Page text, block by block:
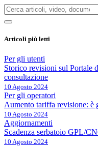
Articoli più letti
Per gli utenti
Storico revisioni sul Portale
consultazione
10 Agosto 2024
Per gli operatori
Aumento tariffa revisione: è
10 Agosto 2024
Aggiornamenti
Scadenza serbatoio GPL/
10 Agosto 2024